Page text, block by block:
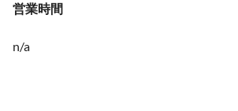
営業時間
n/a